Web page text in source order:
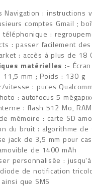
Navigation : instructions
comptes Gmail ;
:
: passer facilement
: accès à plus de 18
matérielles :-
11,5 mm ; Poids : 130 g
vitesse : puces
: autofocus 5
: flash 512 Mo,
mémoire : carte SD
du bruit : algorithme
jack de 3,5 mm pour
de 1400 mAh
personnalisée :
de notification
que SMS